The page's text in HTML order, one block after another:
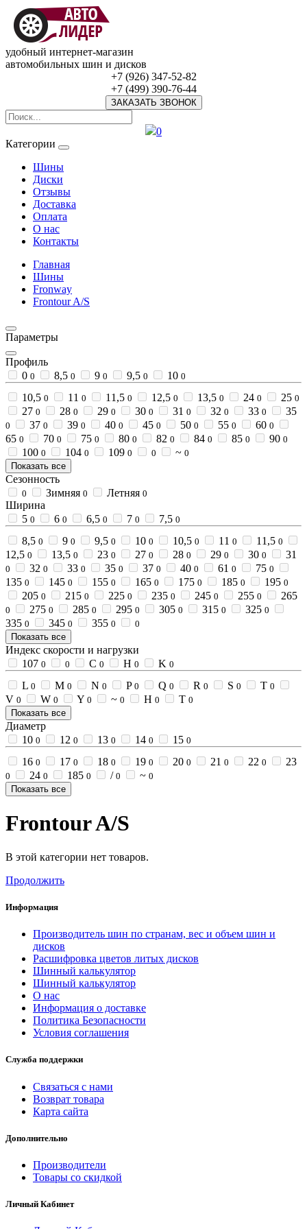
удобный интернет-магазин
автомобильных шин и дисков
+7 (926) 347-52-82
+7 (499) 390-76-44
ЗАКАЗАТЬ ЗВОНОК
0
Категории
Шины
Диски
Отзывы
Доставка
Оплата
О нас
Контакты
Главная
Шины
Fronway
Frontour A/S
Параметры
Профиль
0 0 8,5 0 9 0 9,5 0 10 0
10,5 0 11 0 11,5 0 12,5 0 13,5 0 24 0 25 0
27 0 28 0 29 0 30 0 31 0 32 0 33 0 35
0 37 0 39 0 40 0 45 0 50 0 55 0 60 0
65 0 70 0 75 0 80 0 82 0 84 0 85 0 90 0
100 0 104 0 109 0 0 ~ 0
Показать все
Сезонность
0 Зимняя 0 Летняя 0
Ширина
5 0 6 0 6,5 0 7 0 7,5 0
8,5 0 9 0 9,5 0 10 0 10,5 0 11 0 11,5 0
12,5 0 13,5 0 23 0 27 0 28 0 29 0 30 0 31
0 32 0 33 0 35 0 37 0 40 0 61 0 75 0
135 0 145 0 155 0 165 0 175 0 185 0 195 0
205 0 215 0 225 0 235 0 245 0 255 0 265
0 275 0 285 0 295 0 305 0 315 0 325 0
335 0 345 0 355 0
0
Показать все
Индекс скорости и нагрузки
107 0 0 C 0 H 0 K 0
L 0 M 0 N 0 P 0 Q 0 R 0 S 0 T 0
V 0 W 0 Y 0 ~ 0 Н 0 Т 0
Показать все
Диаметр
10 0 12 0 13 0 14 0 15 0
16 0 17 0 18 0 19 0 20 0 21 0 22 0 23
0 24 0 185 0 / 0 ~ 0
Показать все
Frontour A/S
В этой категории нет товаров.
Продолжить
Информация
Производитель шин по странам, вес и объем шин и
дисков
Расшифровка цветов литых дисков
Шинный калькулятор
Шинный калькулятор
О нас
Информация о доставке
Политика Безопасности
Условия соглашения
Служба поддержки
Связаться с нами
Возврат товара
Карта сайта
Дополнительно
Производители
Товары со скидкой
Личный Кабинет